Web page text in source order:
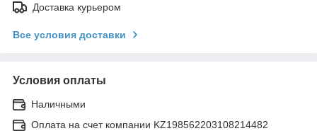
Доставка курьером
Все условия доставки
Условия оплаты
Наличными
Оплата на счет компании KZ198562203108214482